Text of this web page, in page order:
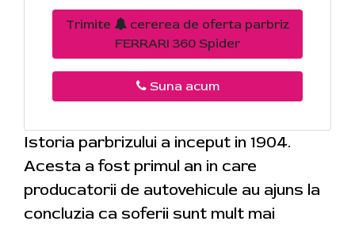
Trimite
cererea de oferta parbriz
FERRARI 360 Spider
Suna acum
Istoria parbrizului a inceput in 1904.
Acesta a fost primul an in care
producatorii de autovehicule au ajuns la
concluzia ca soferii sunt mult mai